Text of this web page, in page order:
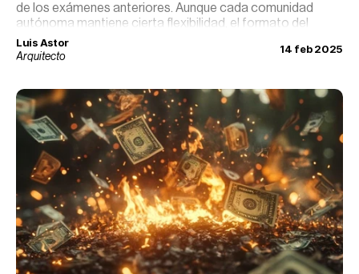
de los exámenes anteriores. Aunque cada comunidad
autónoma mantiene cierta flexibilidad, el formato del
examen se estandariza para garantizar equidad y
objetividad.
Luis Astor
Arquitecto
14 feb 2025